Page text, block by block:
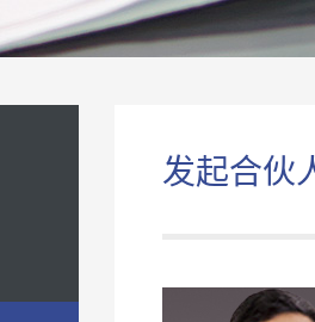
发起合伙